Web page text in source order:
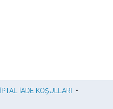
İPTAL İADE KOŞULLARI
•